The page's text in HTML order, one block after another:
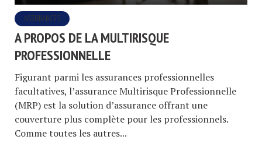
ASSURANCES
A PROPOS DE LA MULTIRISQUE
PROFESSIONNELLE
Figurant parmi les assurances professionnelles
facultatives, l’assurance Multirisque Professionnelle
(MRP) est la solution d’assurance offrant une
couverture plus complète pour les professionnels.
Comme toutes les autres...